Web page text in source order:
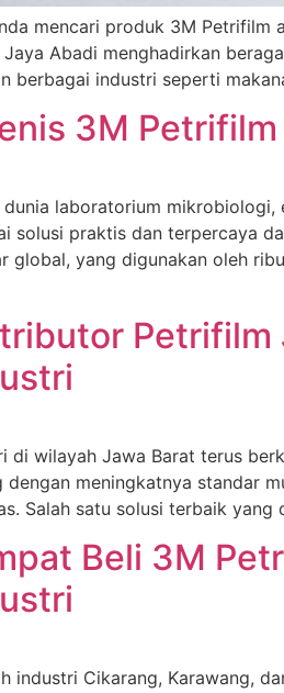
mencari produk 3M Petrifilm
Jaya Abadi menghadirkan
berbagai industri seperti
3M
dunia laboratorium
solusi praktis dan terpercaya
global, yang digunakan oleh
Petrifilm
di wilayah Jawa Barat terus
dengan meningkatnya standar
Salah satu solusi terbaik
Beli 3M
industri Cikarang, Karawang,